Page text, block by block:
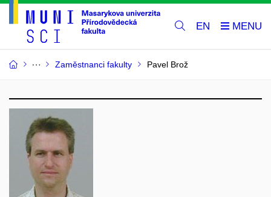
EN
Zaměstnanci fakulty Pavel Brož